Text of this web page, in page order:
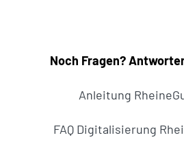
Noch Fragen?
Anleitung
FAQ Digitalisierung